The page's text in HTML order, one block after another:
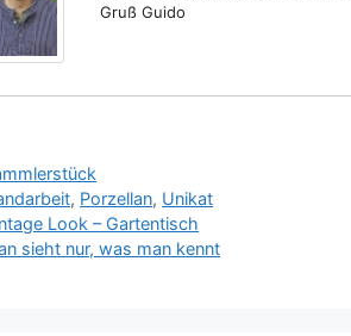
Gruß Guido
, Porzellan, Unikat
Look – Gartentisch
sieht nur, was man kennt